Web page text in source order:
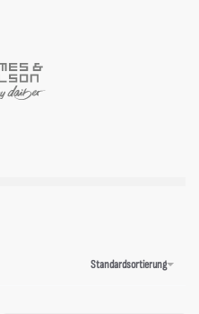
Standardsortierung